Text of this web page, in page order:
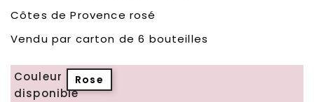
Côtes de Provence rosé
Vendu par carton de 6 bouteilles
Couleur
disponible
Rose